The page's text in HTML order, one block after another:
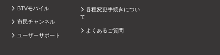
BTVモバイル
市民チャンネル
ユーザーサポート
各種変更手続きについ
て
よくあるご質問